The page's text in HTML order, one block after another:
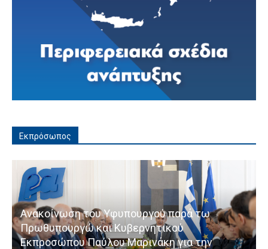
Εκπρόσωπος
Ανακοίνωση του Υφυπουργού παρά τω
Πρωθυπουργώ και Κυβερνητικού
Εκπροσώπου Παύλου Μαρινάκη για την